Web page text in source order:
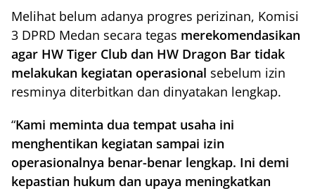
Melihat belum adanya progres perizinan, Komisi
3 DPRD Medan secara tegas merekomendasikan
agar HW Tiger Club dan HW Dragon Bar tidak
melakukan kegiatan operasional sebelum izin
resminya diterbitkan dan dinyatakan lengkap.
“Kami meminta dua tempat usaha ini
menghentikan kegiatan sampai izin
operasionalnya benar-benar lengkap. Ini demi
kepastian hukum dan upaya meningkatkan